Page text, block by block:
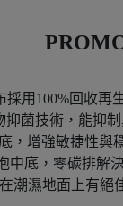
採用100%回收
菌技術，能抑
，增強敏捷性與
中底，零碳排解
潮濕地面上有